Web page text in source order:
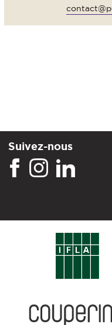
Suivez-nous